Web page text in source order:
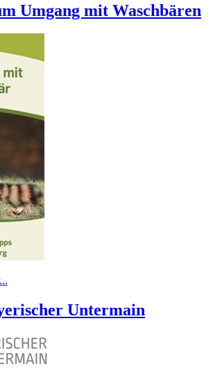
Umgang mit Waschbären
Untermain